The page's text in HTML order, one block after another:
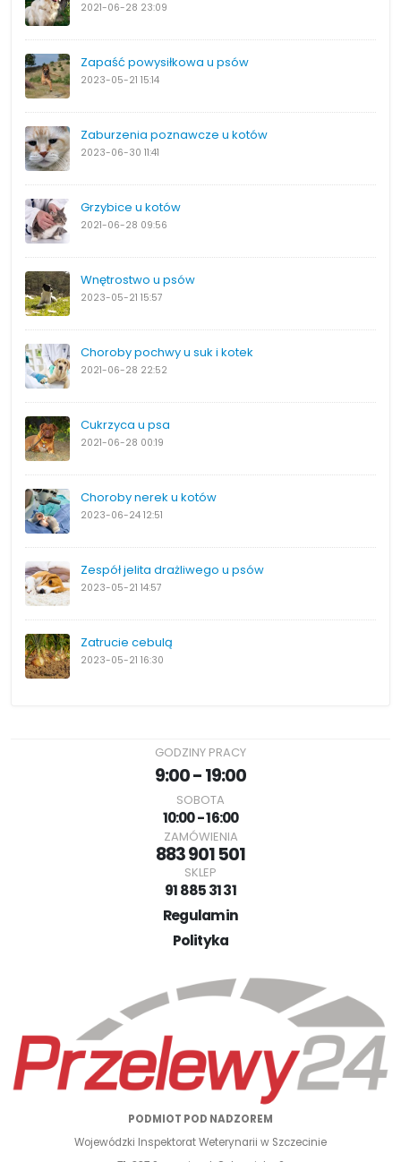
2021-06-28 23:09
Zapaść powysiłkowa u psów
2023-05-21 15:14
Zaburzenia poznawcze u kotów
2023-06-30 11:41
Grzybice u kotów
2021-06-28 09:56
Wnętrostwo u psów
2023-05-21 15:57
Choroby pochwy u suk i kotek
2021-06-28 22:52
Cukrzyca u psa
2021-06-28 00:19
Choroby nerek u kotów
2023-06-24 12:51
Zespół jelita drażliwego u psów
2023-05-21 14:57
Zatrucie cebulą
2023-05-21 16:30
GODZINY PRACY
9:00 - 19:00
SOBOTA
10:00 - 16:00
ZAMÓWIENIA
883 901 501
SKLEP
91 885 31 31
Regulamin
Polityka
PODMIOT POD NADZOREM
Wojewódzki Inspektorat Weterynarii w Szczecinie